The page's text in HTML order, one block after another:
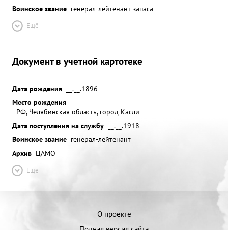
Воинское звание генерал-лейтенант запаса
Ещё
Документ в учетной картотеке
Дата рождения
__.__.1896
Место рождения
РФ, Челябинская область, город Касли
Дата поступления на службу
__.__.1918
Воинское звание генерал-лейтенант
Архив ЦАМО
Ещё
О проекте